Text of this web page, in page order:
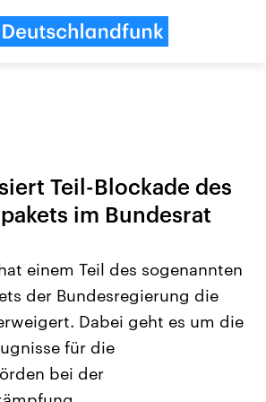
Anhalt
am 6.
neuen
das
Koalition aus
USA
Aktuelle Beiträge,
Wirtschaftlich und
Teil-Blockade des
im Bundesrat
einem Teil des sogenannten
der Bundesregierung die
Dabei geht es um die
für die
bei der